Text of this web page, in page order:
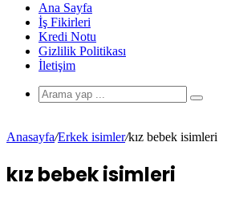
Ana Sayfa
İş Fikirleri
Kredi Notu
Gizlilik Politikası
İletişim
Anasayfa/Erkek isimler/kız bebek isimleri
kız bebek isimleri